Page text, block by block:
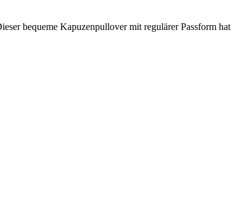
bequeme Kapuzenpullover mit regulärer Passform hat